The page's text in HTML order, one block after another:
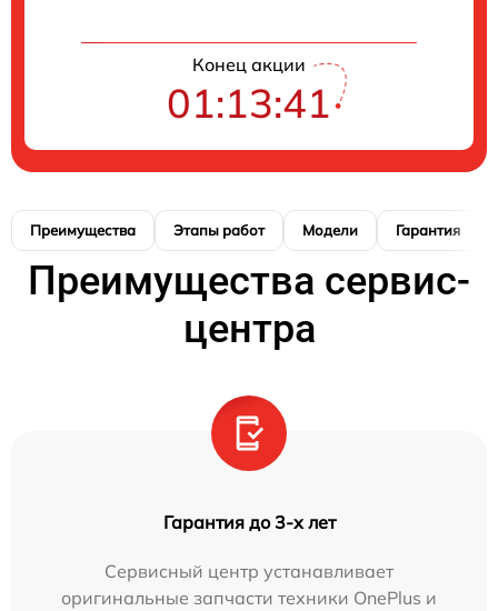
Конец акции
01:13:41
Преимущества Этапы работ Модели Гарантия
Преимущества сервис-
центра
Гарантия до 3-х лет
Сервисный центр устанавливает
оригинальные запчасти техники OnePlus и